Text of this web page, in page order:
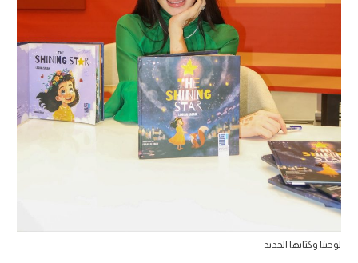
لوجينا وكتابها الجديد